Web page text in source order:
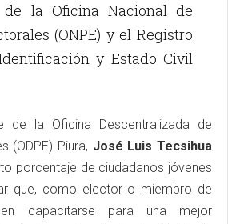
la Oficina Nacional de
(ONPE) y el Registro
y Estado Civil
de la Oficina Descentralizada de
(ODPE) Piura, José Luis Tecsihua
porcentaje de ciudadanos jóvenes
que, como elector o miembro de
capacitarse para una mejor